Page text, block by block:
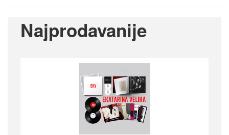
Najprodavanije